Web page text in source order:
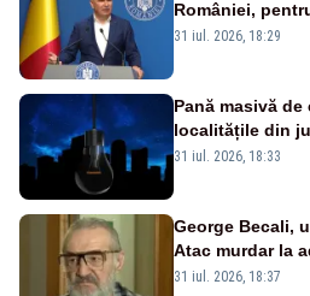
României,
a anunțat
31 iul. 2026, 18:29
Pană masivă
localitățile din
semafoarele,
31 iul. 2026, 18:33
George Becali,
Atac murdar la
sportiv – AUDIO
31 iul. 2026, 18:37